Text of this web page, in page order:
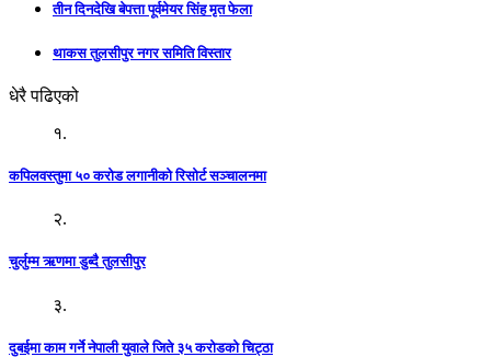
तीन दिनदेखि बेपत्ता पूर्वमेयर सिंह मृत फेला
थाकस तुलसीपुर नगर समिति विस्तार
धेरै पढिएको
१.
कपिलवस्तुमा ५० करोड लगानीको रिसोर्ट सञ्चालनमा
२.
चुर्लुम्म ऋणमा डुब्दै तुलसीपुर
३.
दुबईमा काम गर्ने नेपाली युवाले जिते ३५ करोडको चिट्ठा